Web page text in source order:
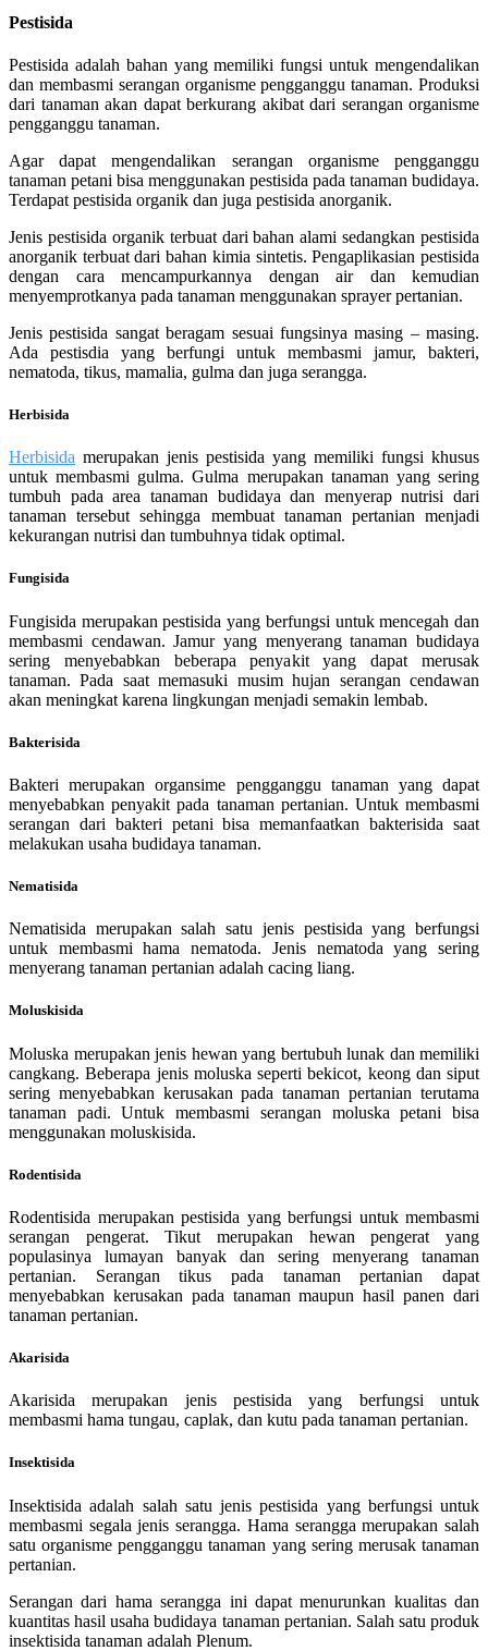
Pestisida
Pestisida adalah bahan yang memiliki fungsi untuk mengendalikan
dan membasmi serangan organisme pengganggu tanaman. Produksi
dari tanaman akan dapat berkurang akibat dari serangan organisme
pengganggu tanaman.
Agar dapat mengendalikan serangan organisme pengganggu
tanaman petani bisa menggunakan pestisida pada tanaman budidaya.
Terdapat pestisida organik dan juga pestisida anorganik.
Jenis pestisida organik terbuat dari bahan alami sedangkan pestisida
anorganik terbuat dari bahan kimia sintetis. Pengaplikasian pestisida
dengan cara mencampurkannya dengan air dan kemudian
menyemprotkanya pada tanaman menggunakan sprayer pertanian.
Jenis pestisida sangat beragam sesuai fungsinya masing – masing.
Ada pestisdia yang berfungi untuk membasmi jamur, bakteri,
nematoda, tikus, mamalia, gulma dan juga serangga.
Herbisida
Herbisida merupakan jenis pestisida yang memiliki fungsi khusus
untuk membasmi gulma. Gulma merupakan tanaman yang sering
tumbuh pada area tanaman budidaya dan menyerap nutrisi dari
tanaman tersebut sehingga membuat tanaman pertanian menjadi
kekurangan nutrisi dan tumbuhnya tidak optimal.
Fungisida
Fungisida merupakan pestisida yang berfungsi untuk mencegah dan
membasmi cendawan. Jamur yang menyerang tanaman budidaya
sering menyebabkan beberapa penyakit yang dapat merusak
tanaman. Pada saat memasuki musim hujan serangan cendawan
akan meningkat karena lingkungan menjadi semakin lembab.
Bakterisida
Bakteri merupakan organsime pengganggu tanaman yang dapat
menyebabkan penyakit pada tanaman pertanian. Untuk membasmi
serangan dari bakteri petani bisa memanfaatkan bakterisida saat
melakukan usaha budidaya tanaman.
Nematisida
Nematisida merupakan salah satu jenis pestisida yang berfungsi
untuk membasmi hama nematoda. Jenis nematoda yang sering
menyerang tanaman pertanian adalah cacing liang.
Moluskisida
Moluska merupakan jenis hewan yang bertubuh lunak dan memiliki
cangkang. Beberapa jenis moluska seperti bekicot, keong dan siput
sering menyebabkan kerusakan pada tanaman pertanian terutama
tanaman padi. Untuk membasmi serangan moluska petani bisa
menggunakan moluskisida.
Rodentisida
Rodentisida merupakan pestisida yang berfungsi untuk membasmi
serangan pengerat. Tikut merupakan hewan pengerat yang
populasinya lumayan banyak dan sering menyerang tanaman
pertanian. Serangan tikus pada tanaman pertanian dapat
menyebabkan kerusakan pada tanaman maupun hasil panen dari
tanaman pertanian.
Akarisida
Akarisida merupakan jenis pestisida yang berfungsi untuk
membasmi hama tungau, caplak, dan kutu pada tanaman pertanian.
Insektisida
Insektisida adalah salah satu jenis pestisida yang berfungsi untuk
membasmi segala jenis serangga. Hama serangga merupakan salah
satu organisme pengganggu tanaman yang sering merusak tanaman
pertanian.
Serangan dari hama serangga ini dapat menurunkan kualitas dan
kuantitas hasil usaha budidaya tanaman pertanian. Salah satu produk
insektisida tanaman adalah Plenum.